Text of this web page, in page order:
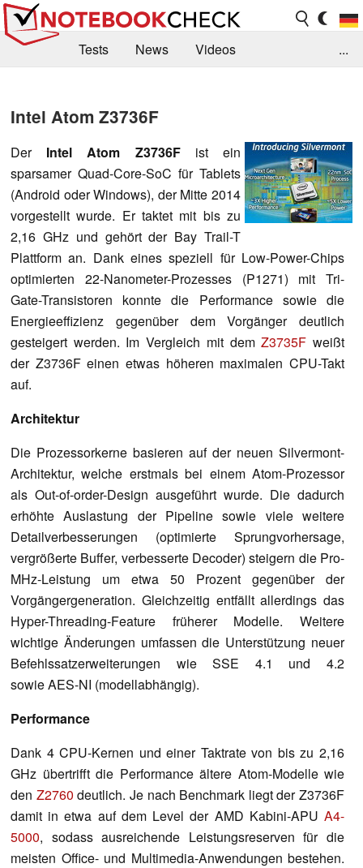
Tests News
Videos
Kaufberatung
Deals
Forum
...
Intel Atom Z3736F
Der Intel Atom Z3736Fist ein
sparsamer Quad-Core-SoC für Tablets
(Android oder Windows), der Mitte 2014
vorgestellt wurde. Er taktet mit bis zu
2,16 GHz und gehört der Bay Trail-T
Plattform an. Dank eines speziell für Low-Power-Chips
optimierten 22-Nanometer-Prozesses (P1271) mit Tri-
Gate-Transistoren konnte die Performance sowie die
Energieeffizienz gegenüber dem Vorgänger deutlich
gesteigert werden. Im Vergleich mit demZ3735F weißt
der Z3736F einen etwas höheren maximalen CPU-Takt
auf.
Architektur
Die Prozessorkerne basieren auf der neuen Silvermont-
Architektur, welche erstmals bei einem Atom-Prozessor
als Out-of-order-Design ausgeführt wurde. Die dadurch
erhöhte Auslastung der Pipeline sowie viele weitere
Detailverbesserungen (optimierte Sprungvorhersage,
vergrößerte Buffer, verbesserte Decoder) steigern die Pro-
MHz-Leistung um etwa 50 Prozent gegenüber der
Vorgängergeneration. Gleichzeitig entfällt allerdings das
Hyper-Threading-Feature früherer Modelle. Weitere
wichtige Änderungen umfassen die Unterstützung neuer
Befehlssatzerweiterungen wie SSE 4.1 und 4.2
sowie AES-NI (modellabhängig).
Performance
Dank 4 CPU-Kernen und einer Taktrate von bis zu 2,16
GHz übertrifft die Performance ältere Atom-Modelle wie
den Z2760 deutlich. Je nach Benchmark liegt der Z3736F
damit in etwa auf dem Level der AMD Kabini-APU A4-
5000, sodass ausreichende Leistungsreserven für die
meisten Office- und Multimedia-Anwendungen bestehen.